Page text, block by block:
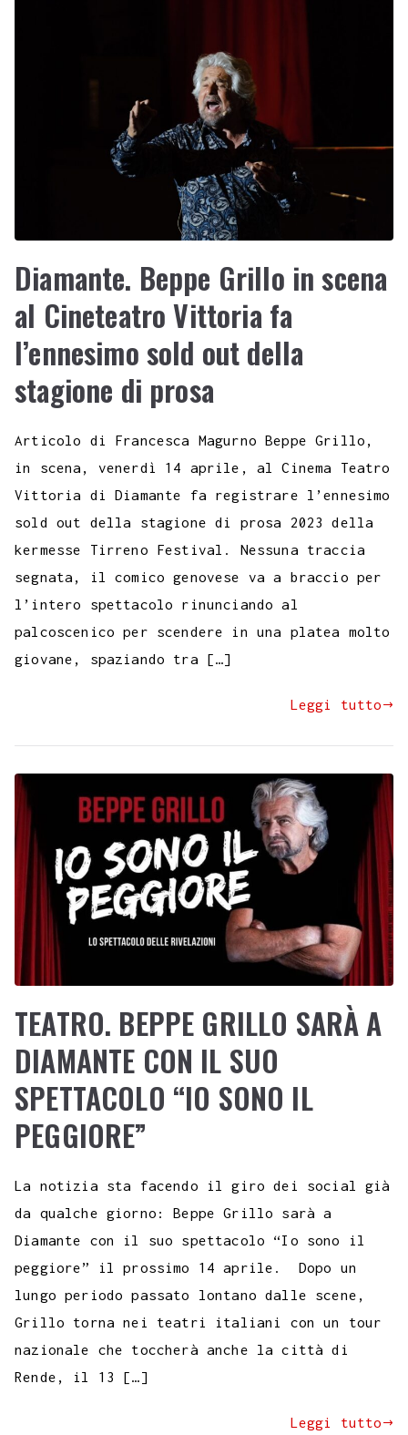
Diamante. Beppe Grillo in scena
al Cineteatro Vittoria fa
l’ennesimo sold out della
stagione di prosa
Articolo di Francesca Magurno Beppe Grillo,
in scena, venerdì 14 aprile, al Cinema Teatro
Vittoria di Diamante fa registrare l’ennesimo
sold out della stagione di prosa 2023 della
kermesse Tirreno Festival. Nessuna traccia
segnata, il comico genovese va a braccio per
l’intero spettacolo rinunciando al
palcoscenico per scendere in una platea molto
giovane, spaziando tra […]
Leggi tutto
TEATRO. BEPPE GRILLO SARÀ A
DIAMANTE CON IL SUO
SPETTACOLO “IO SONO IL
PEGGIORE”
La notizia sta facendo il giro dei social già
da qualche giorno: Beppe Grillo sarà a
Diamante con il suo spettacolo “Io sono il
peggiore” il prossimo 14 aprile. Dopo un
lungo periodo passato lontano dalle scene,
Grillo torna nei teatri italiani con un tour
nazionale che toccherà anche la città di
Rende, il 13 […]
Leggi tutto